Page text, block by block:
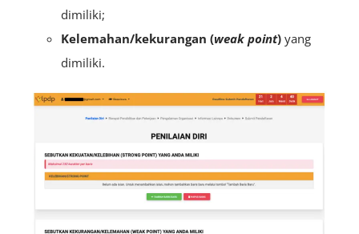
dimiliki;
Kelemahan/kekurangan (weak point) yang
dimiliki.